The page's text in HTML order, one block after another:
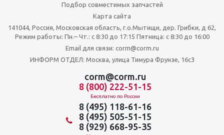
Подбор совместимых запчастей
Карта сайта
141044, Россия, Московская область, г.о.Мытищи, дер. Грибки, д 62,
Режим работы: Пн.– Чт.: с 8:30 до 17:15 Пятница: c 8:30 до 16:00
Email для связи: corm@corm.ru
ИНФОРМ ОТДЕЛ: Москва, улица Тимура Фрунзе, 16с3
corm@corm.ru
8 (800) 222-51-15
Бесплатно по России
8 (495) 118-61-16
8 (495) 505-51-15
8 (929) 668-95-35